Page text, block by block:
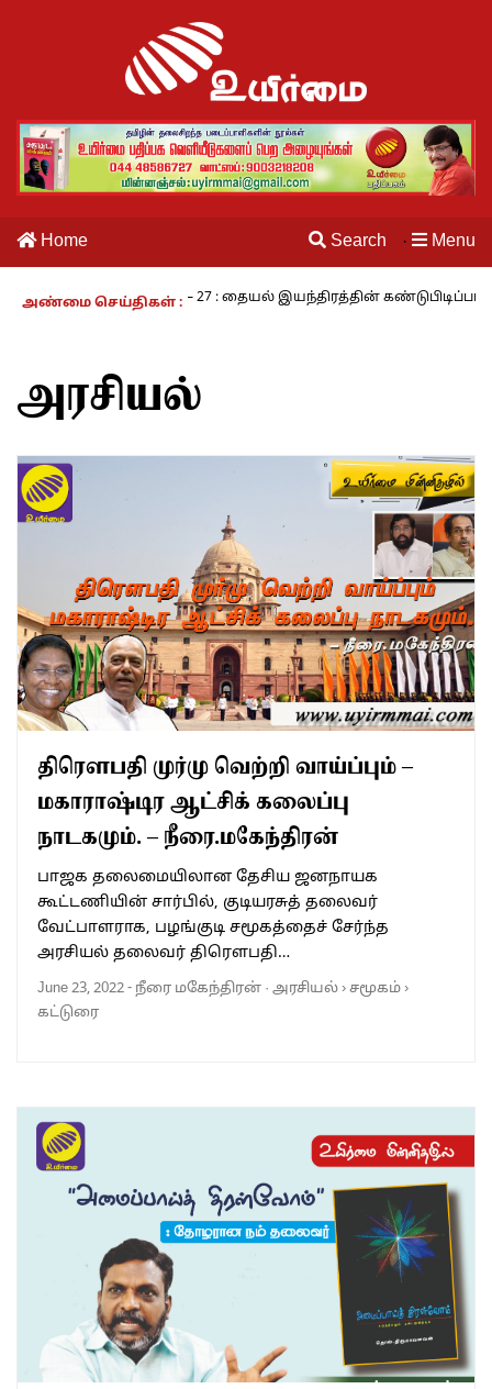
Home Search · Menu
அண்மை செய்திகள் :
காலம் – 27 : தையல் இயந்திரத்தின் கண்டுபிடிப்பாளர் யார்? -
அரசியல்
திரெளபதி முர்மு வெற்றி வாய்ப்பும் –
மகாராஷ்டிர ஆட்சிக் கலைப்பு
நாடகமும். – நீரை.மகேந்திரன்
பாஜக தலைமையிலான தேசிய ஜனநாயக
கூட்டணியின் சார்பில், குடியரசுத் தலைவர்
வேட்பாளராக, பழங்குடி சமூகத்தைச் சேர்ந்த
அரசியல் தலைவர் திரெளபதி…
June 23, 2022- நீரை மகேந்திரன் · அரசியல்›சமூகம்›
கட்டுரை